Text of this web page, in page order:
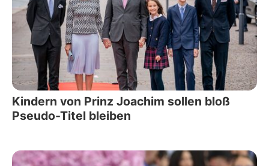
Kindern von Prinz Joachim sollen bloß
Pseudo-Titel bleiben